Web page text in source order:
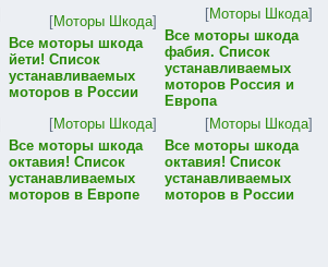
[Моторы Шкода]
Все моторы шкода
йети! Список
устанавливаемых
моторов в России
[Моторы Шкода]
Все моторы шкода
фабия. Список
устанавливаемых
моторов Россия и
Европа
[Моторы Шкода]
Все моторы шкода
октавия! Список
устанавливаемых
моторов в Европе
[Моторы Шкода]
Все моторы шкода
октавия! Список
устанавливаемых
моторов в России